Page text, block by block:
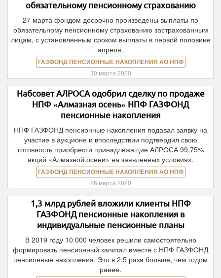
обязательному пенсионному страхованию
27 марта фондом досрочно произведены выплаты по
обязательному пенсионному страхованию застрахованным
лицам, с установленным сроком выплаты в первой половине
апреля.
ГАЗФОНД ПЕНСИОННЫЕ НАКОПЛЕНИЯ АО НПФ
30 марта 2020
Набсовет АЛРОСА одобрил сделку по продаже
НПФ «Алмазная осень» НПФ ГАЗФОНД
пенсионные накопления
НПФ ГАЗФОНД пенсионные накопления подавал заявку на
участие в аукционе и впоследствии подтвердил свою
готовность приобрести принадлежащие АЛРОСА 99,75%
акций «Алмазной осени» на заявленных условиях.
ГАЗФОНД ПЕНСИОННЫЕ НАКОПЛЕНИЯ АО НПФ
26 марта 2020
1,3 млрд рублей вложили клиенты НПФ
ГАЗФОНД пенсионные накопления в
индивидуальные пенсионные планы
В 2019 году 10 000 человек решили самостоятельно
формировать пенсионный капитал вместе с НПФ ГАЗФОНД
пенсионные накопления. Это в 2,5 раза больше, чем годом
ранее.